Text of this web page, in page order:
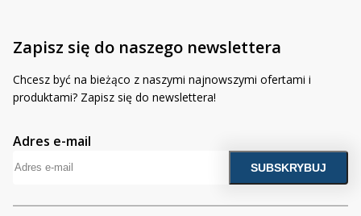
Zapisz się do naszego newslettera
Chcesz być na bieżąco z naszymi najnowszymi ofertami i
produktami? Zapisz się do newslettera!
Adres e-mail